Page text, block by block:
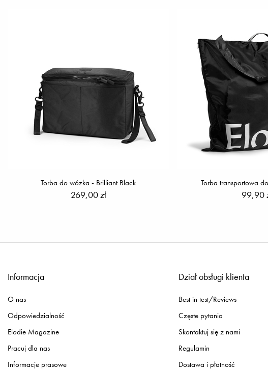
Torba do wózka - Brilliant Black
269,00 zł
Torba transportowa
99,90
Informacja
O nas
Odpowiedzialność
Elodie Magazine
Pracuj dla nas
Informacje prasowe
Dział obsługi klienta
Best in test/Reviews
Częste pytania
Skontaktuj się z nami
Regulamin
Dostawa i płatność